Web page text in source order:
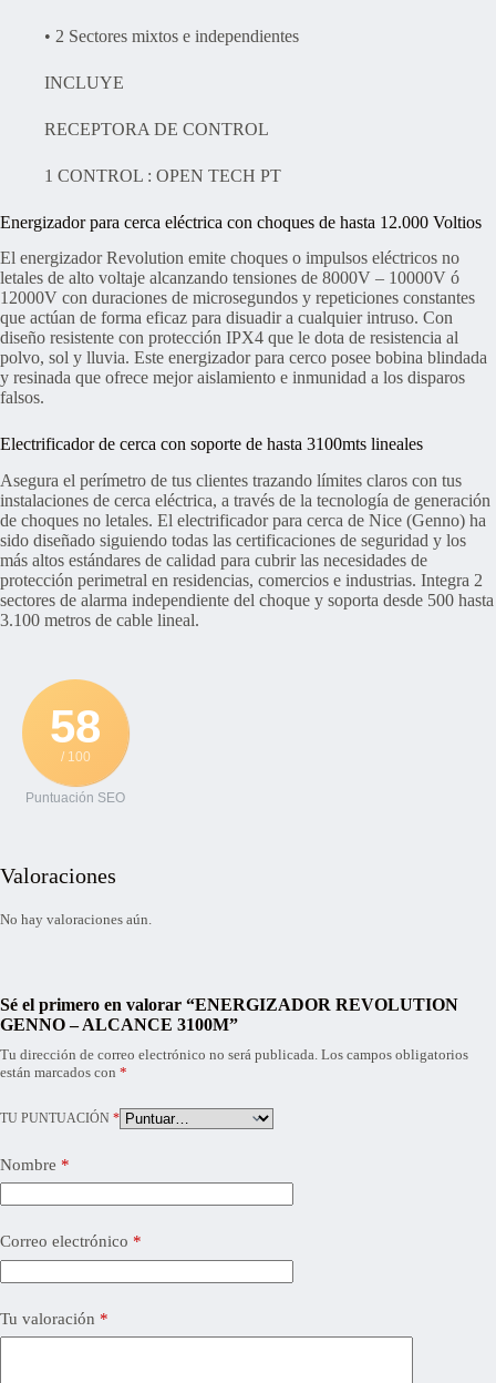
• 2 Sectores mixtos e independientes
INCLUYE
RECEPTORA DE CONTROL
1 CONTROL : OPEN TECH PT
Energizador para cerca eléctrica con choques de hasta 12.000 Voltios
El energizador Revolution emite choques o impulsos eléctricos no
letales de alto voltaje alcanzando tensiones de 8000V – 10000V ó
12000V con duraciones de microsegundos y repeticiones constantes
que actúan de forma eficaz para disuadir a cualquier intruso. Con
diseño resistente con protección IPX4 que le dota de resistencia al
polvo, sol y lluvia. Este energizador para cerco posee bobina blindada
y resinada que ofrece mejor aislamiento e inmunidad a los disparos
falsos.
Electrificador de cerca con soporte de hasta 3100mts lineales
Asegura el perímetro de tus clientes trazando límites claros con tus
instalaciones de cerca eléctrica, a través de la tecnología de generación
de choques no letales. El electrificador para cerca de Nice (Genno) ha
sido diseñado siguiendo todas las certificaciones de seguridad y los
más altos estándares de calidad para cubrir las necesidades de
protección perimetral en residencias, comercios e industrias. Integra 2
sectores de alarma independiente del choque y soporta desde 500 hasta
3.100 metros de cable lineal.
58
/ 100
Puntuación SEO
Valoraciones
No hay valoraciones aún.
Sé el primero en valorar “ENERGIZADOR REVOLUTION
GENNO – ALCANCE 3100M”
Tu dirección de correo electrónico no será publicada. Los campos obligatorios
están marcados con *
TU PUNTUACIÓN *
Nombre *
Correo electrónico *
Tu valoración *